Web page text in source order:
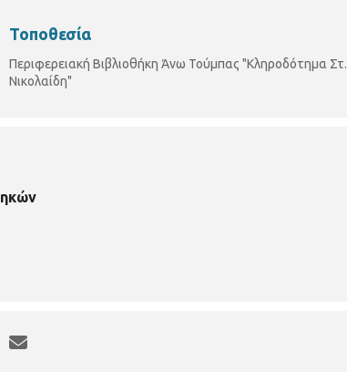
Τοποθεσία
Περιφερειακή Βιβλιοθήκη Άνω Τούμπας "Κληροδότημα Στ.
Νικολαίδη"